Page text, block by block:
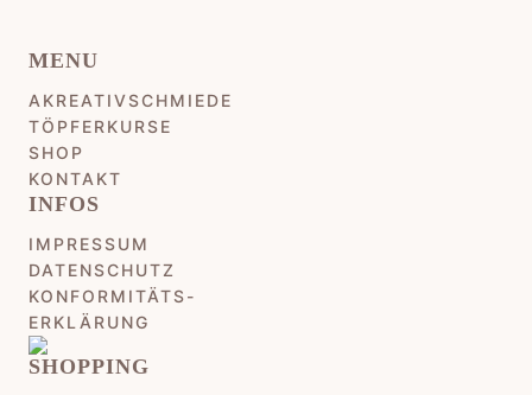
MENU
AKREATIVSCHMIEDE
TÖPFERKURSE
SHOP
KONTAKT
INFOS
IMPRESSUM
DATENSCHUTZ
KONFORMITÄTS-
ERKLÄRUNG
SHOPPING